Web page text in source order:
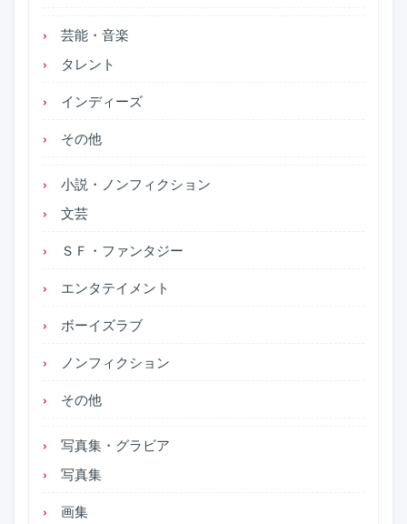
芸能・音楽
タレント
インディーズ
その他
小説・ノンフィクション
文芸
ＳＦ・ファンタジー
エンタテイメント
ボーイズラブ
ノンフィクション
その他
写真集・グラビア
写真集
画集